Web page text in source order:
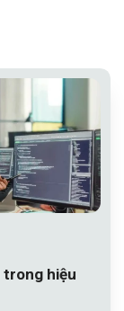
trong hiệu